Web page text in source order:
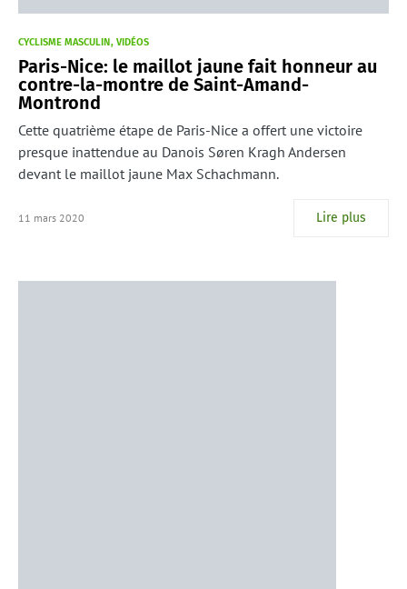
CYCLISME MASCULIN VIDÉOS
Paris-Nice: le maillot jaune fait honneur au
contre-la-montre de Saint-Amand-
Montrond
Cette quatrième étape de Paris-Nice a offert une victoire
presque inattendue au Danois Søren Kragh Andersen
devant le maillot jaune Max Schachmann.
11 mars 2020 Lire plus